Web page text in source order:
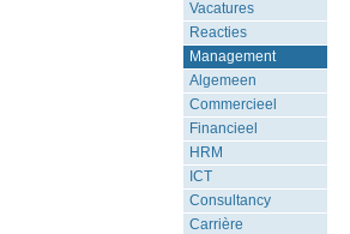
Vacatures
Reacties
Management
Algemeen
Commercieel
Financieel
HRM
ICT
Consultancy
Carrière